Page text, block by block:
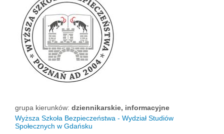
grupa kierunków: dziennikarskie, informacyjne
Wyższa Szkoła Bezpieczeństwa - Wydział Studiów
Społecznych w Gdańsku